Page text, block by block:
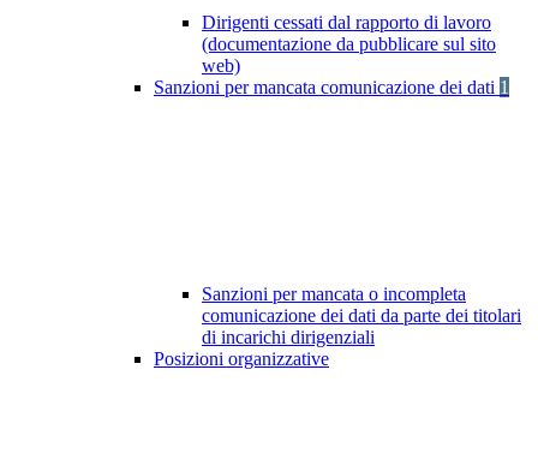
Dirigenti cessati dal rapporto di lavoro
(documentazione da pubblicare sul sito
web)
Sanzioni per mancata comunicazione dei dati 1
Sanzioni per mancata o incompleta
comunicazione dei dati da parte dei titolari
di incarichi dirigenziali
Posizioni organizzative